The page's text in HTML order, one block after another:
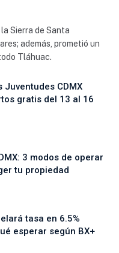
Sierra de Santa
además, prometió un
Tláhuac.
Juventudes CDMX
gratis del 13 al 16
3 modos de operar
tu propiedad
tasa en 6.5%
esperar según BX+